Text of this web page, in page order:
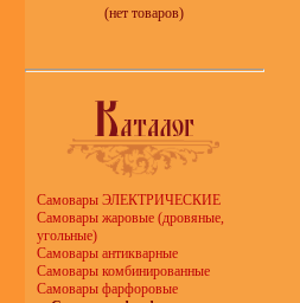
(нет товаров)
Самовары ЭЛЕКТРИЧЕСКИЕ
Самовары жаровые (дровяные,
угольные)
Самовары антикварные
Самовары комбинированные
Самовары фарфоровые